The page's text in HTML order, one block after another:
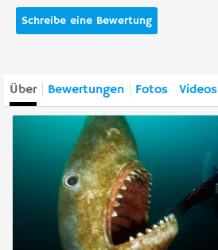
Schreibe eine Bewertung
Über Bewertungen Fotos Videos